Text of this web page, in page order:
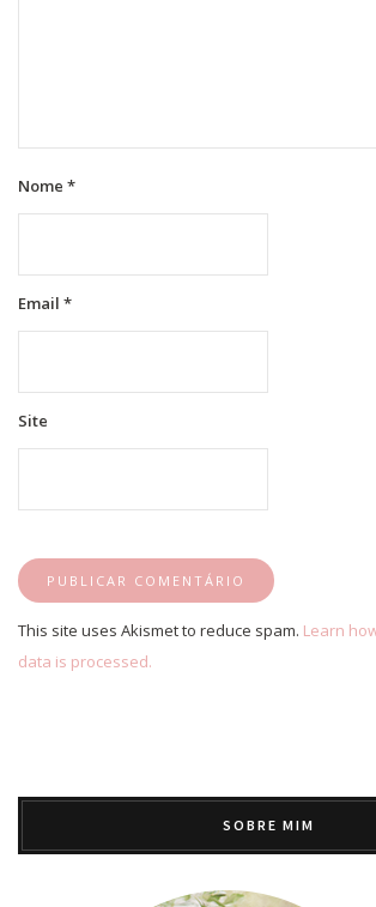
Nome *
Email *
Site
This site uses Akismet to reduce spam. Learn
data is processed.
SOBRE MIM